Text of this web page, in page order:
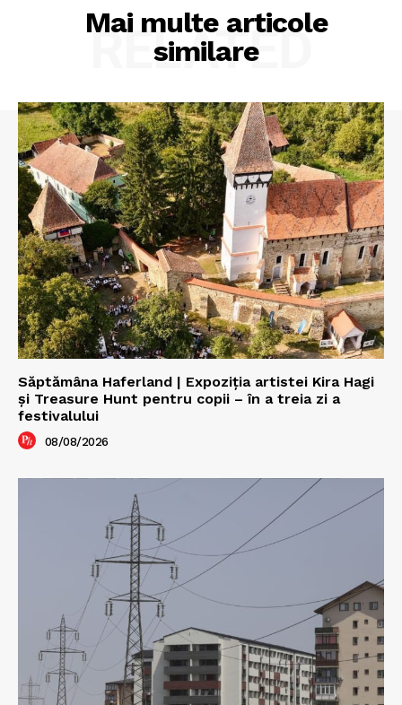
Mai multe articole
similare
RELATED
Săptămâna Haferland | Expoziţia artistei Kira Hagi
şi Treasure Hunt pentru copii – în a treia zi a
festivalului
08/08/2026